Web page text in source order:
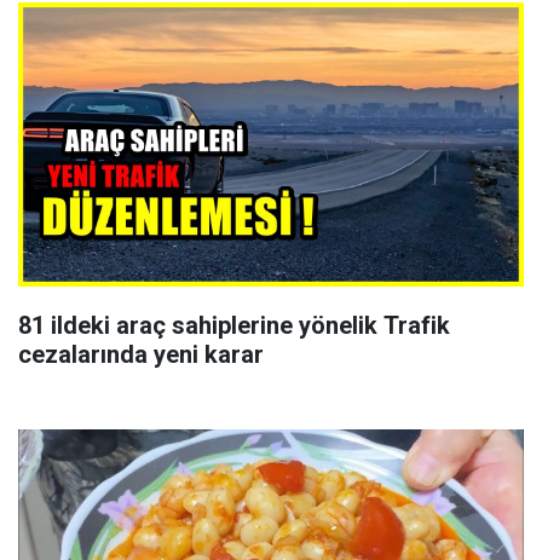
81 ildeki araç sahiplerine yönelik Trafik
cezalarında yeni karar